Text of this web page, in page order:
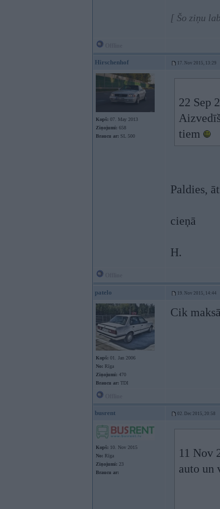
[ Šo ziņu
Hirschenhof 17. Nov 2015, 13:29
Kopš: 07. May 2013
Ziņojumi: 658
Braucu ar: SL 500
22 Sep
tiem
Paldies,
cieņā
H.
patelo 19. Nov 2015, 14:44
Kopš: 01. Jan 2006
No: Rīga
Ziņojumi: 470
Braucu ar: TDI
Cik
busrent 02. Dec 2015, 20:58
Kopš: 10. Nov 2015
No: Rīga
Ziņojumi: 23
Braucu ar:
11 Nov
auto un